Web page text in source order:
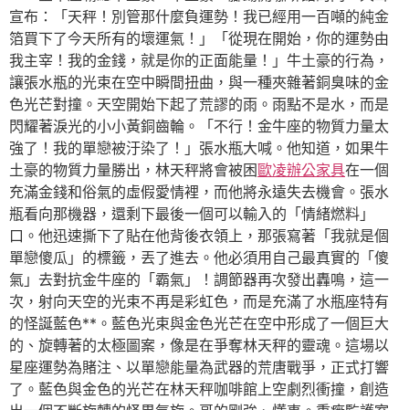
宣布：「天秤！別管那什麼負運勢！我已經用一百噸的純金
箔買下了今天所有的壞運氣！」「從現在開始，你的運勢由
我主宰！我的金錢，就是你的正面能量！」牛土豪的行為，
讓張水瓶的光束在空中瞬間扭曲，與一種夾雜著銅臭味的金
色光芒對撞。天空開始下起了荒謬的雨。雨點不是水，而是
閃耀著淚光的小小黃銅齒輪。「不行！金牛座的物質力量太
強了！我的單戀被汙染了！」張水瓶大喊。他知道，如果牛
土豪的物質力量勝出，林天秤將會被困歐凌辦公家具在一個
充滿金錢和俗氣的虛假愛情裡，而他將永遠失去機會。張水
瓶看向那機器，還剩下最後一個可以輸入的「情緒燃料」
口。他迅速撕下了貼在他背後衣領上，那張寫著「我就是個
單戀傻瓜」的標籤，丟了進去。他必須用自己最真實的「傻
氣」去對抗金牛座的「霸氣」！調節器再次發出轟鳴，這一
次，射向天空的光束不再是彩虹色，而是充滿了水瓶座特有
的怪誕藍色**。藍色光束與金色光芒在空中形成了一個巨大
的、旋轉著的太極圖案，像是在爭奪林天秤的靈魂。這場以
星座運勢為賭注、以單戀能量為武器的荒唐戰爭，正式打響
了。藍色與金色的光芒在林天秤咖啡館上空劇烈衝撞，創造